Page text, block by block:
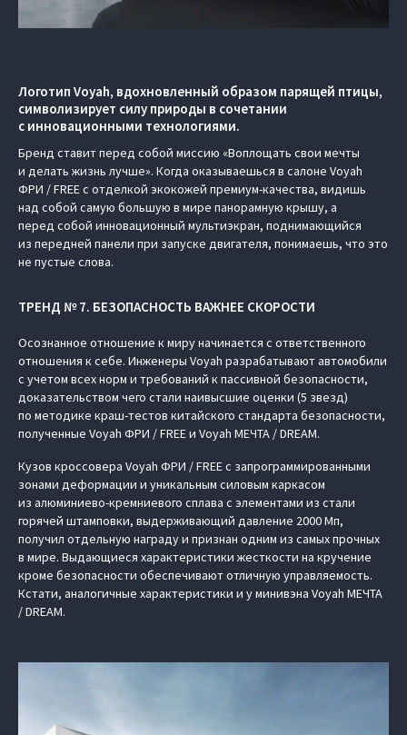
Логотип Voyah, вдохновленный образом парящей птицы,
символизирует силу природы в сочетании
с инновационными технологиями.
Бренд ставит перед собой миссию «Воплощать свои мечты
и делать жизнь лучше». Когда оказываешься в салоне Voyah
ФРИ / FREE с отделкой экокожей премиум-качества, видишь
над собой самую большую в мире панорамную крышу, а
перед собой инновационный мультиэкран, поднимающийся
из передней панели при запуске двигателя, понимаешь, что это
не пустые слова.
ТРЕНД № 7. БЕЗОПАСНОСТЬ ВАЖНЕЕ СКОРОСТИ
Осознанное отношение к миру начинается с ответственного
отношения к себе. Инженеры Voyah разрабатывают автомобили
с учетом всех норм и требований к пассивной безопасности,
доказательством чего стали наивысшие оценки (5 звезд)
по методике краш-тестов китайского стандарта безопасности,
полученные Voyah ФРИ / FREE и Voyah МЕЧТА / DREAM.
Кузов кроссовера Voyah ФРИ / FREE с запрограммированными
зонами деформации и уникальным силовым каркасом
из алюминиево-кремниевого сплава с элементами из стали
горячей штамповки, выдерживающий давление 2000 Мп,
получил отдельную награду и признан одним из самых прочных
в мире. Выдающиеся характеристики жесткости на кручение
кроме безопасности обеспечивают отличную управляемость.
Кстати, аналогичные характеристики и у минивэна Voyah МЕЧТА
/ DREAM.